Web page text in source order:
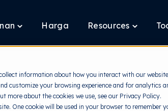
information about how you interact with our website
customize your browsing experience and for analytics
about the cookies we use, see our Privacy Policy.
One cookie will be used in your browser to remember
Toggle
Layanan
Harga Resources
Toggle